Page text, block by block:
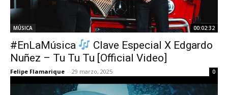
MÚSICA 00:02:32
#EnLaMúsica
Clave Especial X Edgardo
Nuñez – Tu Tu Tu [Official Video]
Felipe Flamarique - 29 marzo, 2025 0